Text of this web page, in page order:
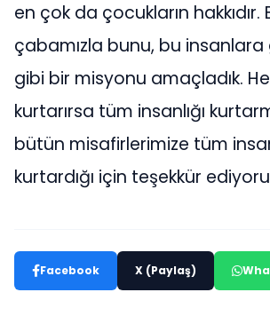
en çok da çocukların hakkıdır.
çabamızla bunu, bu
gibi bir misyonu amaçladık.
kurtarırsa tüm insanlığı
bütün misafirlerimize tüm
kurtardığı için teşekkür
Facebook X (Paylaş)